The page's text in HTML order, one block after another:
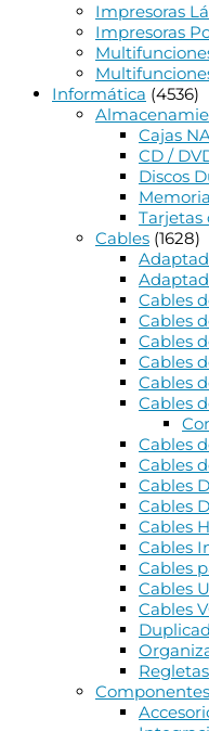
Impresoras
Impresoras
Informática (4536)
Cajas
CD /
Discos
Tarjetas
Cables (1628)
Cables
Cables
Cables
Cables
Cables
Cables
Cables
Cables
Cables
Cables
Cables
Cables
Cables
Cables
Cables
Regletas